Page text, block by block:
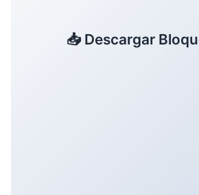
📥 Descargar